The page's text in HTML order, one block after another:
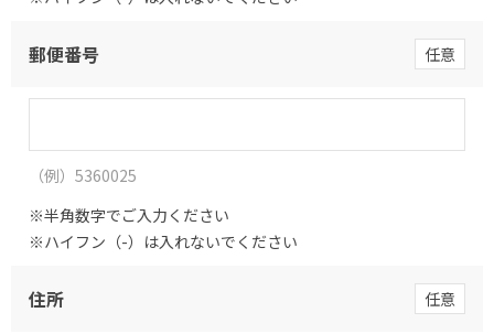
郵便番号 任意
（例）5360025
半角数字でご入力ください
ハイフン（-）は入れないでください
住所 任意